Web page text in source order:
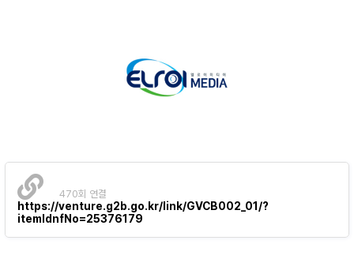
https://venture.g2b.go.kr/link/GVCB002_01/?
itemIdnfNo=25376179
470회 연결